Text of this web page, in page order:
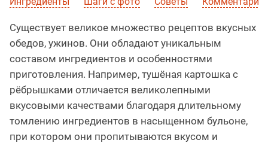
Существует великое множество рецептов вкусных
обедов, ужинов. Они обладают уникальным
составом ингредиентов и особенностями
приготовления. Например, тушёная картошка с
рёбрышками отличается великолепными
вкусовыми качествами благодаря длительному
томлению ингредиентов в насыщенном бульоне,
при котором они пропитываются вкусом и